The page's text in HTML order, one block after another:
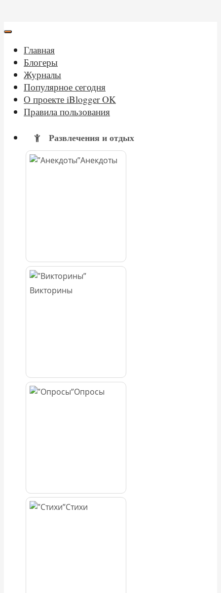
Главная
Блогеры
Журналы
Популярное сегодня
О проекте iBlogger OK
Правила пользования
Развлечения и отдых
Анекдоты
Викторины
Опросы
Стихи